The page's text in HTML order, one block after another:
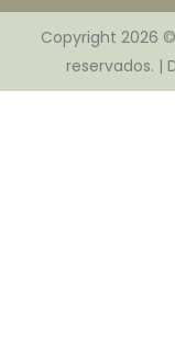
Copyright 2026 ©
reservados. |